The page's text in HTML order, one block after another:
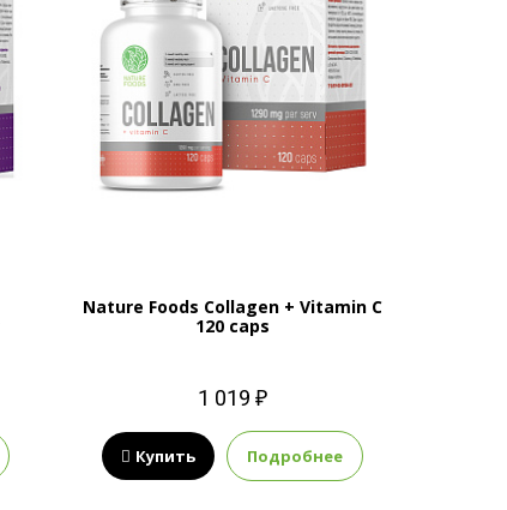
Nature Foods Collagen + Vitamin C
120 caps
1 019 ₽
Купить Подробнее